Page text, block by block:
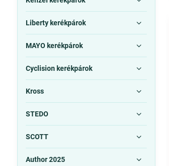
Liberty kerékpárok
MAYO kerékpárok
Cyclision kerékpárok
Kross
STEDO
SCOTT
Author 2025